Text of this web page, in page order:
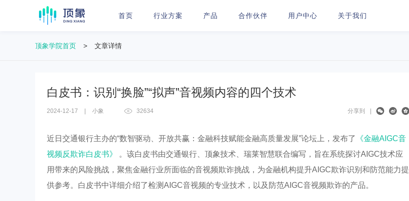
首页 行业方案 产品 合作伙伴 用户中心 关于我们
顶象学院首页 > 文章详情
白皮书：识别“换脸”“拟声”音视频内容的四个技术
2024-12-17 小象 32634 分享到
近日交通银行主办的“数智驱动、开放共赢：金融科技赋能金融高质量发展”论坛上，发布了
《金融AIGC音
视频反欺诈白皮书》
。该白皮书由交通银行、顶象技术、瑞莱智慧联合编写，旨在系统探讨AIGC技术应
用带来的风险挑战，聚焦金融行业所面临的音视频欺诈挑战，为金融机构提升AIGC欺诈识别和防范能力提
供参考。白皮书中详细介绍了检测AIGC音视频的专业技术，以及防范AIGC音视频欺诈的产品。